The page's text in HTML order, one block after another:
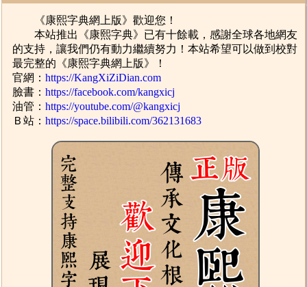
《康熙字典網上版》歡迎您！
本站推出《康熙字典》已有十餘載，感謝全球各地網友
的支持，讓我們仍有動力繼續努力！本站希望可以做到校對
最完整的《康熙字典網上版》！
官網：https://KangXiZiDian.com
臉書：https://facebook.com/kangxicj
油管：https://youtube.com/@kangxicj
Ｂ站：https://space.bilibili.com/362131683